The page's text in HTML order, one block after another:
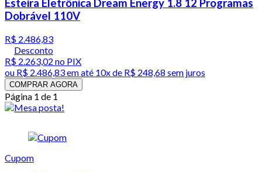
Esteira Eletrônica Dream Energy 1.8 12 Programas
Dobrável 110V
R$ 2.486,83
Desconto
R$ 2.263,02 no PIX
ou R$ 2.486,83em até 10x de R$ 248,68 sem juros
COMPRAR AGORA
Página 1 de 1
Cupom